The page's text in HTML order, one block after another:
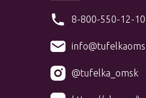
@tufelka_omsk
8-800-550-12-10